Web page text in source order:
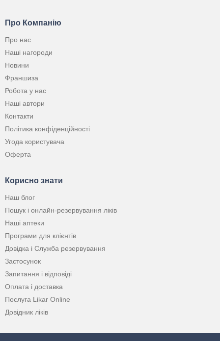
Про Компанію
Про нас
Наші нагороди
Новини
Франшиза
Робота у нас
Наші автори
Контакти
Політика конфіденційності
Угода користувача
Оферта
Корисно знати
Наш блог
Пошук і онлайн-резервування ліків
Наші аптеки
Програми для клієнтів
Довідка і Служба резервування
Застосунок
Запитання і відповіді
Оплата і доставка
Послуга Likar Online
Довідник ліків